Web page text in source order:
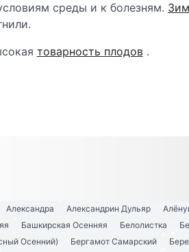
среды и к болезням.
товарность плодов .
Александра Александрин Дульяр
Башкирская Осенняя Белолистка
Осенний)
Бергамот Самарский